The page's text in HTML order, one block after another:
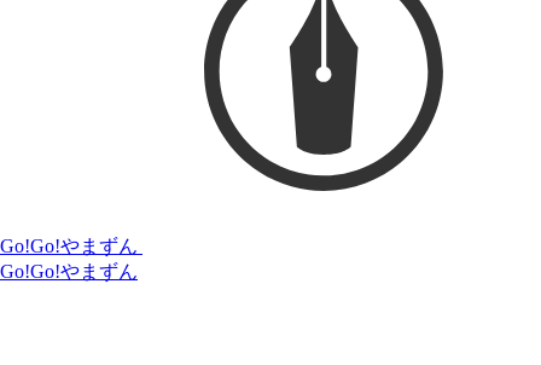
Go!Go!やまずん
Go!Go!やまずん